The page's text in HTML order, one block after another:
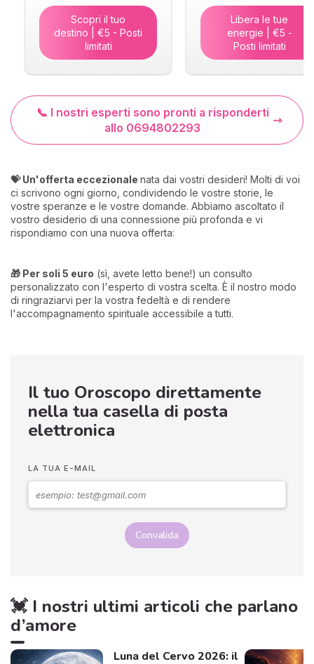
Scopri il tuo
destino | €5 - Posti
limitati
Libera le tue
energie | €5 -
Posti limitati
📞 I nostri esperti sono pronti a risponderti
allo 0694802293
💝 Un'offerta eccezionale nata dai vostri desideri! Molti di voi
ci scrivono ogni giorno, condividendo le vostre storie, le
vostre speranze e le vostre domande. Abbiamo ascoltato il
vostro desiderio di una connessione più profonda e vi
rispondiamo con una nuova offerta:
🎁 Per soli 5 euro (sì, avete letto bene!) un consulto
personalizzato con l'esperto di vostra scelta. È il nostro modo
di ringraziarvi per la vostra fedeltà e di rendere
l'accompagnamento spirituale accessibile a tutti.
Il tuo Oroscopo direttamente
nella tua casella di posta
elettronica
LA TUA E-MAIL
Convalida
💓 I nostri ultimi articoli che parlano
d’amore
Luna del Cervo 2026: il